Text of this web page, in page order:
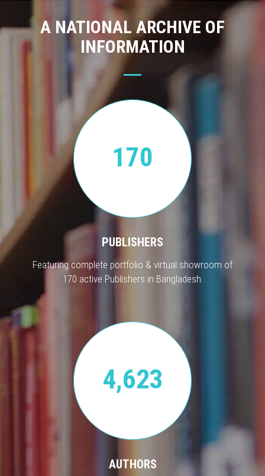
A NATIONAL ARCHIVE OF
INFORMATION
170
PUBLISHERS
Featuring complete portfolio & virtual showroom of
170 active Publishers in Bangladesh.
4,623
AUTHORS